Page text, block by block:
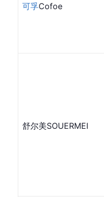
可孚Cofoe
舒尔美SOUERMEI